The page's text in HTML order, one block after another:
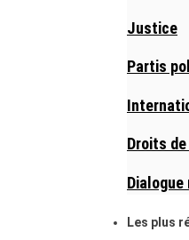
Justice
Partis
Droits
Les plus